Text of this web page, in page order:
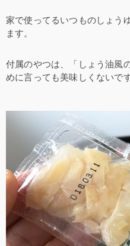
家で使ってるいつものしょう
ます。
付属のやつは、「しょう油風
めに言っても美味しくないです